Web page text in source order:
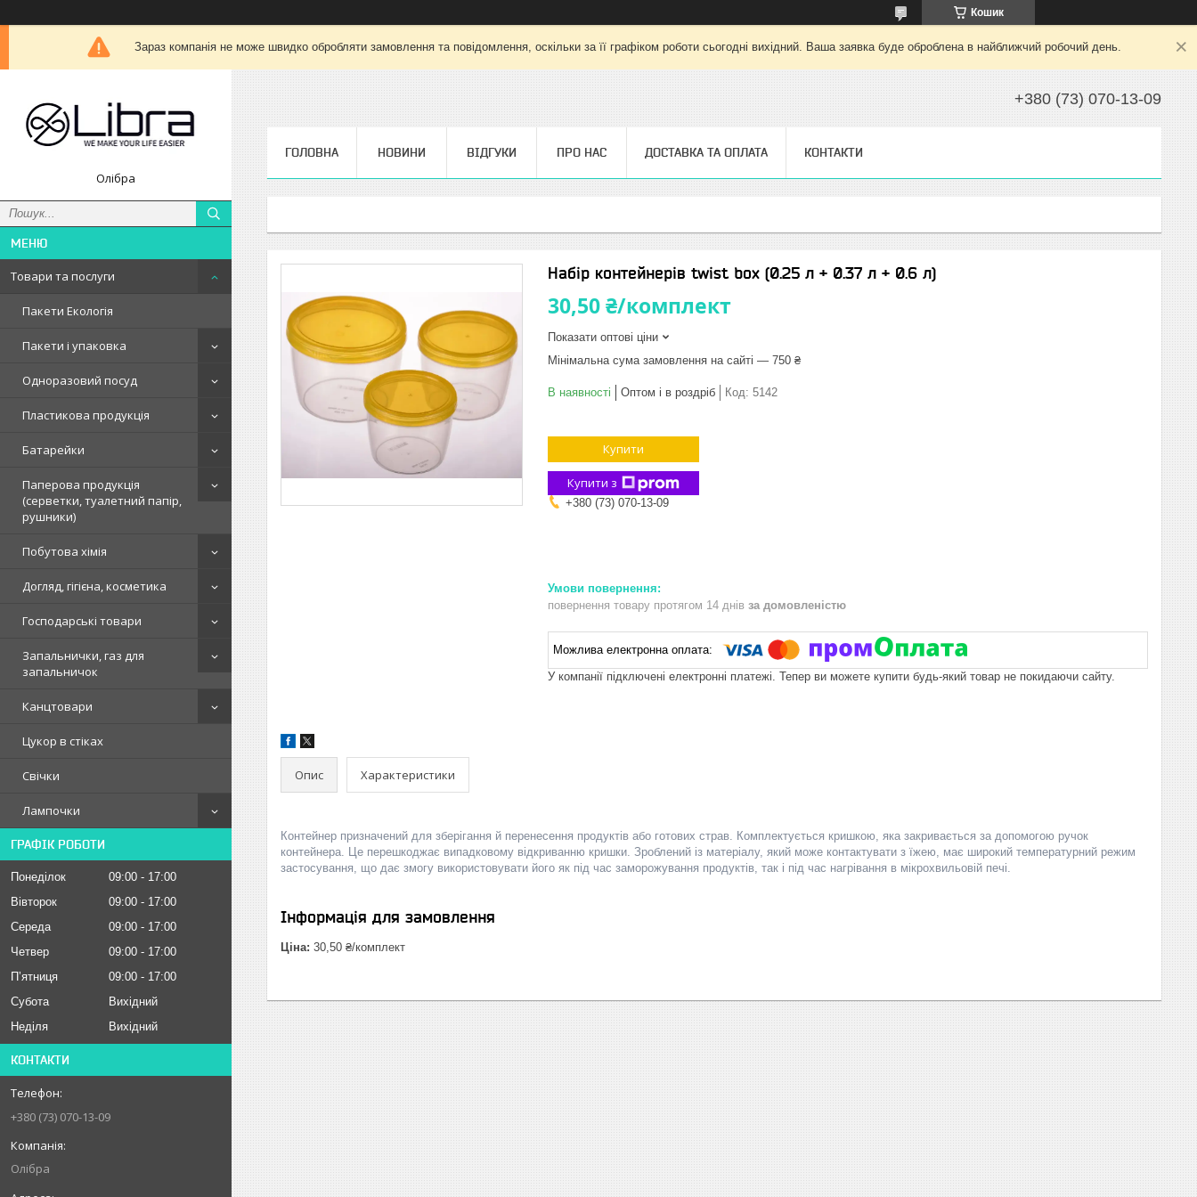
Кошик
Зараз компанія не може швидко обробляти замовлення та повідомлення, оскільки за її графіком роботи сьогодні вихідний. Ваша заявка буде оброблена в найближчий робочий день.
Олібра
Товари та послуги
Пакети Екологія
Пакети і упаковка
Одноразовий посуд
Пластикова продукція
Батарейки
Паперова продукція
(серветки, туалетний папір,
рушники)
Побутова хімія
Догляд, гігієна, косметика
Господарські товари
Запальнички, газ для
запальничок
Канцтовари
Цукор в стіках
Свічки
Лампочки
ГРАФІК РОБОТИ
Понеділок 09:00
17:00
Вівторок
09:00
17:00
Середа
09:00
17:00
Четвер
09:00
17:00
Пʼятниця
09:00
17:00
Субота
Вихідний
Неділя
Вихідний
КОНТАКТИ
+380 (73) 070-13-09
Олібра
+380 (73) 070-13-09
ГОЛОВНА НОВИНИ ВІДГУКИ ПРО НАС ДОСТАВКА ТА ОПЛАТА КОНТАКТИ
Набір контейнерів twist box (0.25 л + 0.37 л + 0.6 л)
30,50 ₴/комплект
Показати оптові ціни
Мінімальна сума замовлення на сайті — 750 ₴
В наявності Оптом і в роздріб Код: 5142
Купити
Купити з
+380 (73) 070-13-09
повернення товару протягом 14 днів за домовленістю
У компанії підключені електронні платежі. Тепер ви можете купити будь-який товар не покидаючи сайту.
Опис Характеристики
Контейнер призначений для зберігання й перенесення продуктів або готових страв. Комплектується кришкою, яка закривається за допомогою ручок
контейнера. Це перешкоджає випадковому відкриванню кришки. Зроблений із матеріалу, який може контактувати з їжею, має широкий температурний режим
застосування, що дає змогу використовувати його як під час заморожування продуктів, так і під час нагрівання в мікрохвильовій печі.
Інформація для замовлення
Ціна: 30,50 ₴/комплект